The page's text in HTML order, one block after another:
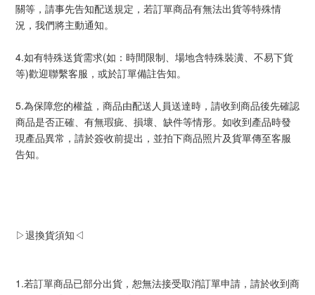
關等，請事先告知配送規定，若訂單商品有無法出貨等特殊情
況，我們將主動通知。
4.如有特殊送貨需求(如：時間限制、場地含特殊裝潢、不易下貨
等)歡迎聯繫客服，或於訂單備註告知。
5.為保障您的權益，商品由配送人員送達時，請收到商品後先確認
商品是否正確、有無瑕疵、損壞、缺件等情形。如收到產品時發
現產品異常，請於簽收前提出，並拍下商品照片及貨單傳至客服
告知。
▷退換貨須知◁
1.若訂單商品已部分出貨，恕無法接受取消訂單申請，請於收到商